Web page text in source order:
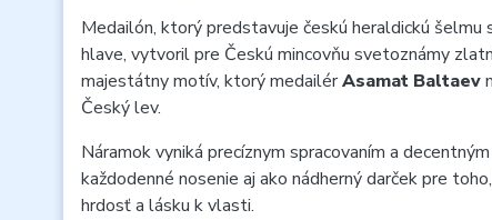
Medailón, ktorý predstavuje českú heraldickú šelmu
hlave, vytvoril pre Českú mincovňu svetoznámy
majestátny motív, ktorý medailérAsamat Baltaev
Český lev.
Náramok vyniká precíznym spracovaním a
každodenné nosenie aj ako nádherný darček pre
hrdosť a lásku k vlasti.